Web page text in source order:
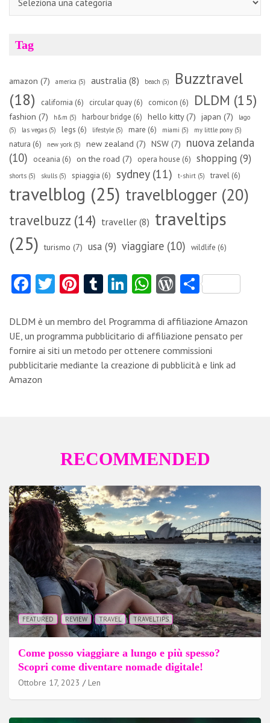
Tag
amazon (7) america (5) australia (8) beach (5)
Buzztravel
(18)
california (6) circular quay (6) comicon (6) DLDM (15)
fashion (7) h&m (5) harbour bridge (6) hello kitty(7) japan (7)
lago
(5)
las vegas (5) legs (6) lifestyle (5) mare (6) miami (5) my little pony (5)
natura (6) new york (5) new zealand (7) NSW (7)
nuova zelanda
(10)
oceania (6) on the road (7) opera house (6) shopping (9)
shorts (5) skulls (5) spiaggia (6) sydney(11) t-shirt (5) travel (6)
travelblog (25) travelblogger (20)
travelbuzz (14) traveller (8) traveltips
(25) turismo (7) usa (9) viaggiare (10) wildlife (6)
Fa
b
o
o
k
T
itt
er
Pi
er
es
t
T
m
bl
r
Li
e
dI
n
W
ts
A
p
W
d
Pr
es
C
n
di
vi
DLDM è un membro del Programma di affiliazione Amazon
UE, un programma pubblicitario di affiliazione pensato per
fornire ai siti un metodo per ottenere commissioni
pubblicitarie mediante la creazione di pubblicità e link ad
Amazon
RECOMMENDED
FEATURED REVIEW TRAVEL TRAVELTIPS
Come posso viaggiare a lungo e più spesso?
Scopri come diventare nomade digitale!
Ottobre 17, 2023 Len